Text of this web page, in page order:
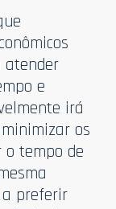
atender
e
irá
os
tempo de
preferir